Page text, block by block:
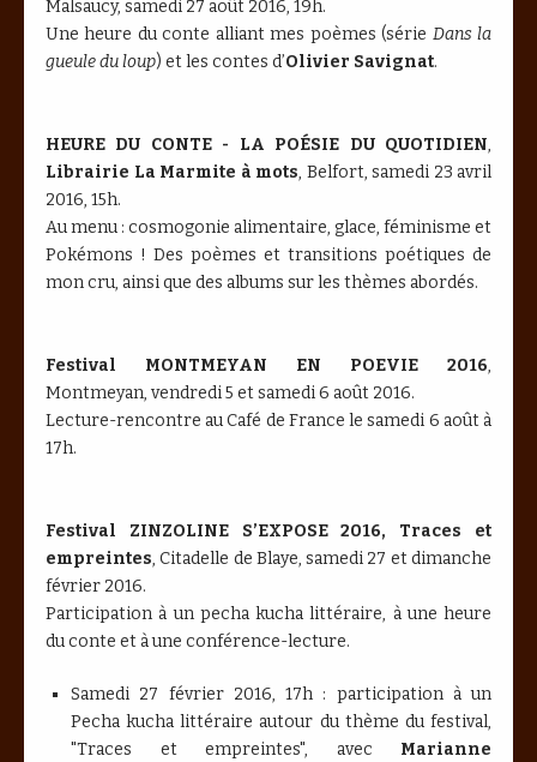
Malsaucy, samedi 27 août 2016, 19h.
Une heure du conte alliant mes poèmes (série Dans la
gueule du loup) et les contes d’Olivier Savignat.
HEURE DU CONTE - LA POÉSIE DU QUOTIDIEN,
Librairie La Marmite à mots, Belfort, samedi 23 avril
2016, 15h.
Au menu : cosmogonie alimentaire, glace, féminisme et
Pokémons ! Des poèmes et transitions poétiques de
mon cru, ainsi que des albums sur les thèmes abordés.
Festival MONTMEYAN EN POEVIE 2016,
Montmeyan, vendredi 5 et samedi 6 août 2016.
Lecture-rencontre au Café de France le samedi 6 août à
17h.
Festival ZINZOLINE S’EXPOSE 2016, Traces et
empreintes, Citadelle de Blaye, samedi 27 et dimanche
février 2016.
Participation à un pecha kucha littéraire, à une heure
du conte et à une conférence-lecture.
Samedi 27 février 2016, 17h : participation à un
Pecha kucha littéraire autour du thème du festival,
"Traces et empreintes", avec Marianne